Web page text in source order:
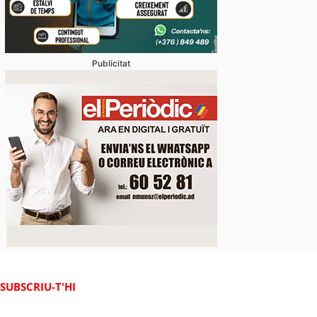
respecte a l’anterior trimestre
Publicitat
SUBSCRIU-T'HI